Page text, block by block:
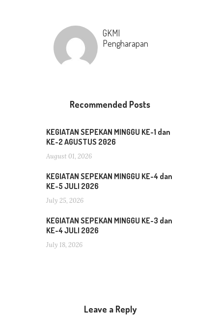
GKMI
Pengharapan
Recommended Posts
KEGIATAN SEPEKAN MINGGU KE-1 dan
KE-2 AGUSTUS 2026
August 01, 2026
KEGIATAN SEPEKAN MINGGU KE-4 dan
KE-5 JULI 2026
July 25, 2026
KEGIATAN SEPEKAN MINGGU KE-3 dan
KE-4 JULI 2026
July 18, 2026
Leave a Reply